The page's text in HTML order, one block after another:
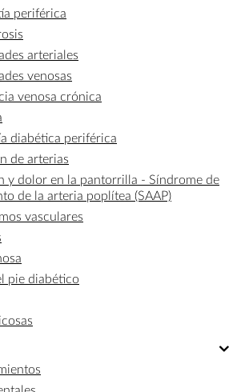
periférica
arteriales
venosas
venosa crónica
diabética periférica
de arterias
y dolor en la pantorrilla - Síndrome de
de la arteria poplítea (SAAP)
vasculares
pie diabético